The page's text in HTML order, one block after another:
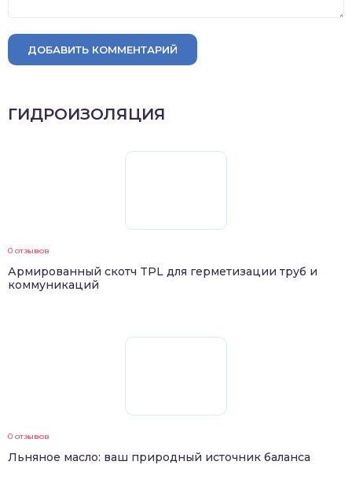
ДОБАВИТЬ КОММЕНТАРИЙ
ГИДРОИЗОЛЯЦИЯ
0 отзывов
Армированный скотч TPL для герметизации труб и
коммуникаций
0 отзывов
Льняное масло: ваш природный источник баланса